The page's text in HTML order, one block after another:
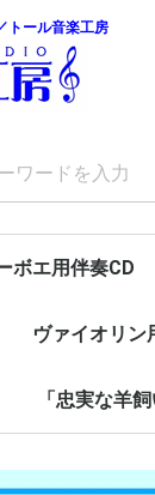
トール音楽工房
ボエ用伴奏CD
ヴァイオリン
「忠実な羊